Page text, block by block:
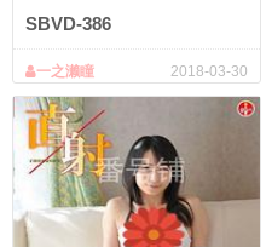
SBVD-386
2018-03-30
一之濑瞳